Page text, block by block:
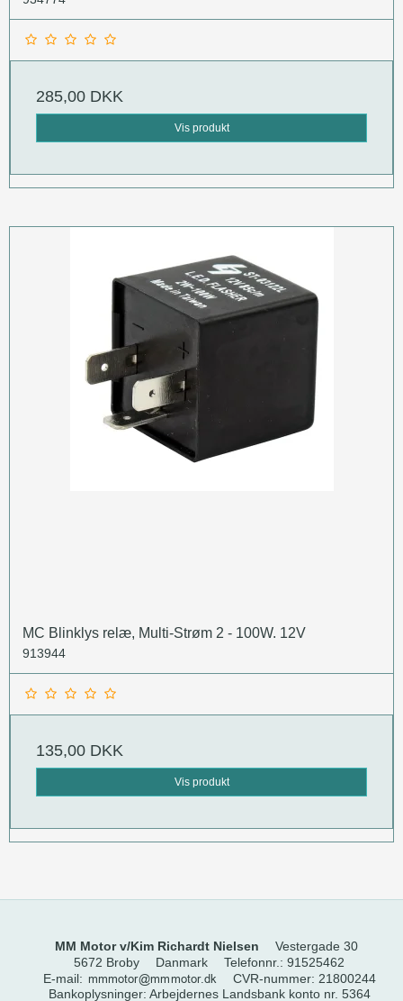
285,00 DKK
Vis produkt
MC Blinklys relæ, Multi-Strøm 2 - 100W. 12V
913944
135,00 DKK
Vis produkt
MM Motor v/Kim Richardt Nielsen
Vestergade 30
5672 Broby
Danmark Telefonnr. : 91525462
E-mail: CVR-nummer: 21800244
Bankoplysninger: Arbejdernes Landsbank konto nr. 5364